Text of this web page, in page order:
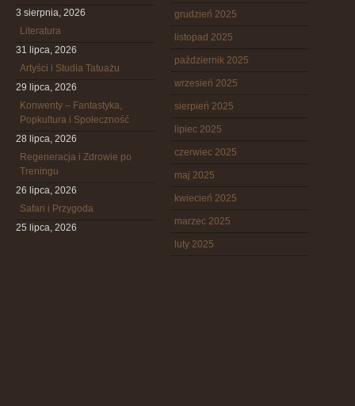
3 sierpnia, 2026
Literatura
31 lipca, 2026
Artyści i Studia Tatuażu
29 lipca, 2026
Konwenty – Fantastyka,
Popkultura i Społeczność
28 lipca, 2026
Regeneracja i Zdrowie po
Treningu
26 lipca, 2026
Safari i Przygoda
25 lipca, 2026
grudzień 2025
listopad 2025
październik 2025
wrzesień 2025
sierpień 2025
lipiec 2025
czerwiec 2025
maj 2025
kwiecień 2025
marzec 2025
luty 2025